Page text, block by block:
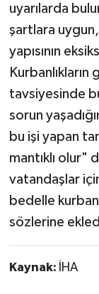
uyarılarda
şartlara
yapısının
Kurbanlıkların
tavsiyesinde
sorun
bu işi yapan
mantıklı olur"
vatandaşlar
bedelle
sözlerine
Kaynak: İHA